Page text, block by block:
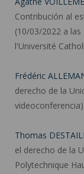
Contribución al
(10/03/2022 a
l'Université
Frédéric
derecho de la
videoconferencia)
Thomas
el derecho de la
Polytechnique